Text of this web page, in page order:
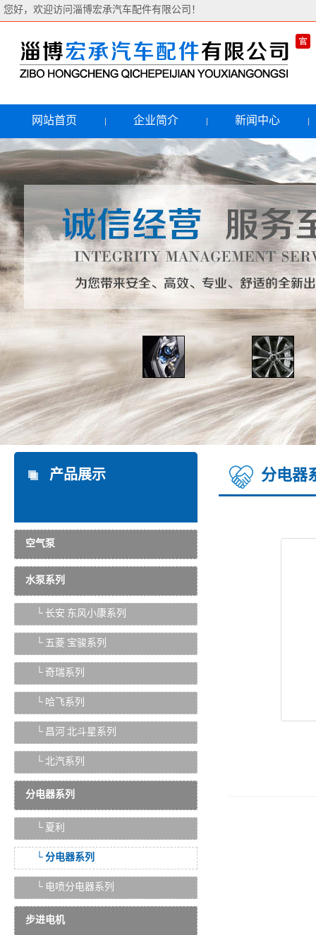
您好，欢迎访问淄博宏承汽车配件有限公司！
网站首页 企业简介 新闻中心
产品展示
空气泵
水泵系列
└ 长安 东风小康系列
└ 五菱 宝骏系列
└ 奇瑞系列
└ 哈飞系列
└ 昌河 北斗星系列
└ 北汽系列
分电器系列
└ 夏利
└ 分电器系列
└ 电喷分电器系列
步进电机
分电器